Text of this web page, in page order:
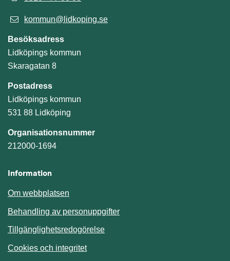
kommun@lidkoping.se
Besöksadress
Lidköpings kommun
Skaragatan 8
Postadress
Lidköpings kommun
531 88 Lidköping
Organisationsnummer
212000-1694
Information
Om webbplatsen
Behandling av personuppgifter
Tillgänglighetsredogörelse
Cookies och integritet